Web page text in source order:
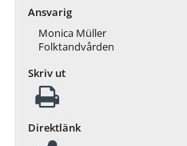
Ansvarig
Monica Müller
Folktandvården
Skriv ut
Direktlänk